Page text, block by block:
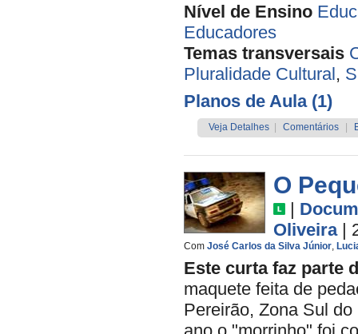
Nível de Ensino
Educadores
Temas transversais
Pluralidade Cultural,
Planos de Aula (1)
Veja Detalhes Comentários
O
|
Oliveira |
Com José Carlos da Silva Júnior,
Este curta faz parte
maquete feita de
Pereirão, Zona Sul